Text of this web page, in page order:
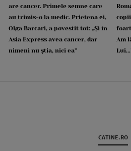
are cancer. Primele semne care
au trimis-o la medic. Prietena ei,
Olga Barcari, a povestit tot: „Și în
Asia Express avea cancer, dar
nimeni nu știa, nici ea”
Am
CATINE.RO